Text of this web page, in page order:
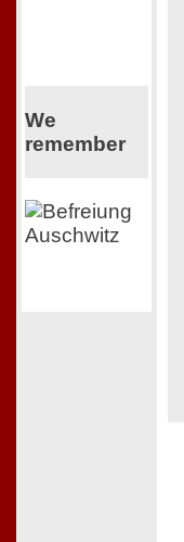
We
remember